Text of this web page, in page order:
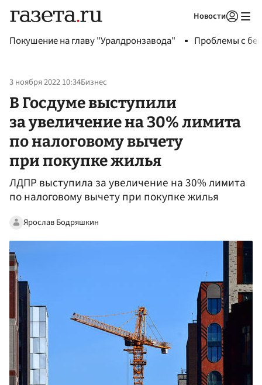
Новости
Покушение на главу "Уралдронзавода" Проблемы с
3 ноября 2022 10:34Бизнес
В Госдуме выступили
за увеличение на 30% лимита
по налоговому вычету
при покупке жилья
ЛДПР выступила за увеличение на 30% лимита
по налоговому вычету при покупке жилья
Ярослав Бодряшкин